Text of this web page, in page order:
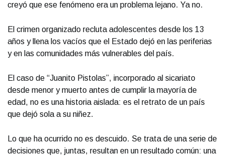
creyó que ese fenómeno era un problema lejano. Ya no.
El crimen organizado recluta adolescentes desde los 13
años y llena los vacíos que el Estado dejó en las periferias
y en las comunidades más vulnerables del país.
El caso de “Juanito Pistolas”, incorporado al sicariato
desde menor y muerto antes de cumplir la mayoría de
edad, no es una historia aislada: es el retrato de un país
que dejó sola a su niñez.
Lo que ha ocurrido no es descuido. Se trata de una serie de
decisiones que, juntas, resultan en un resultado común: una